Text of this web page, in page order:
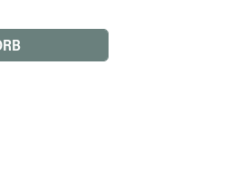
ein oder benutze